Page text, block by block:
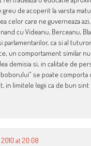
greu de acoperit la varsta
celor care ne guverneaza
cu Videanu, Berceanu,
parlamentarilor, ca si al
un comportament similar
demisia si, in calitate de
se poate comporta
in limitele legii ca de bun
at 20:08